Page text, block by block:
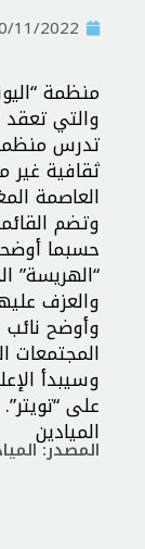
11/2022
منظمة
والتي تعقد
تدرس منظمة
العاصمة
حسبما
“الهريسة”
والعزف
وأوضح نائب
المجتمعات
وسيبدأ
على “تويتر”.
الميادين
المصدر: